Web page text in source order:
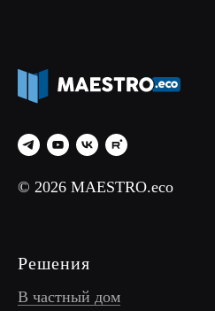
© 2026 MAESTRO.eco
Решения
В частный дом